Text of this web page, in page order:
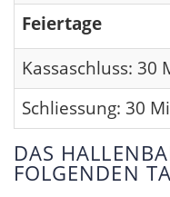
Feiertage
Kassaschluss: 30
Schliessung: 30
DAS
FOLGENDEN